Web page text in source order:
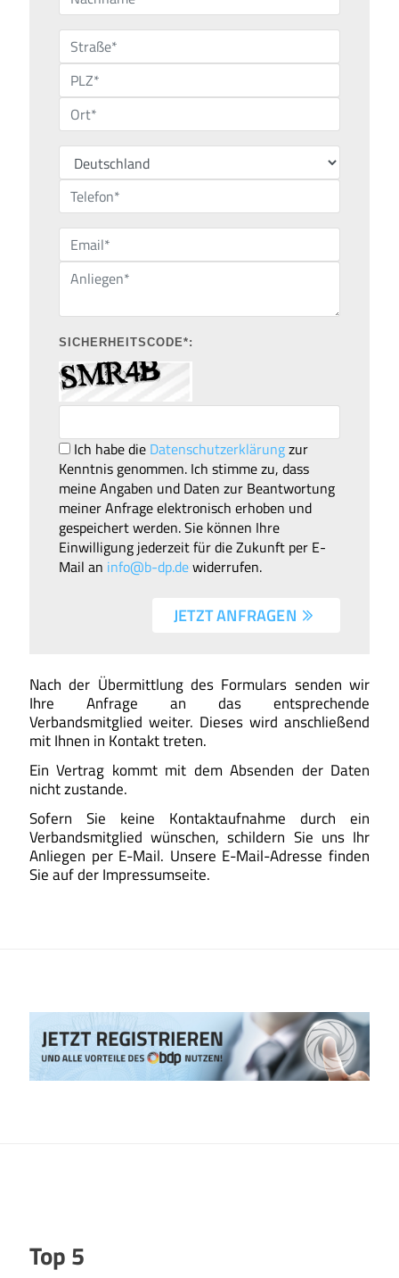
SICHERHEITSCODE*:
Ich habe die Datenschutzerklärungzur
Kenntnis genommen. Ich stimme zu, dass
meine Angaben und Daten zur Beantwortung
meiner Anfrage elektronisch erhoben und
gespeichert werden. Sie können Ihre
Einwilligung jederzeit für die Zukunft per E-
Mail an info@b-dp.dewiderrufen.
JETZT ANFRAGEN
Nach der Übermittlung des Formulars senden wir
Ihre Anfrage an das entsprechende
Verbandsmitglied weiter. Dieses wird anschließend
mit Ihnen in Kontakt treten.
Ein Vertrag kommt mit dem Absenden der Daten
nicht zustande.
Sofern Sie keine Kontaktaufnahme durch ein
Verbandsmitglied wünschen, schildern Sie uns Ihr
Anliegen per E-Mail. Unsere E-Mail-Adresse finden
Sie auf der Impressumseite.
Top 5